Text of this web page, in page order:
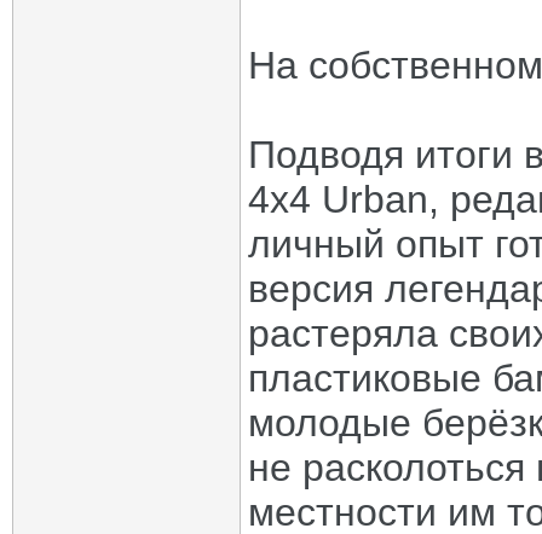
На
Подводя итоги
4x4 Urban,
личный опыт
версия
растеряла
пластиковые
молодые
не
местности им